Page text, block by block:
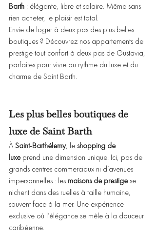
Barth : élégante, libre et solaire. Même sans
rien acheter, le plaisir est total.
Envie de loger à deux pas des plus belles
boutiques ? Découvrez nos appartements de
prestige tout confort à deux pas de Gustavia,
parfaites pour vivre au rythme du luxe et du
charme de Saint Barth.
Les plus belles boutiques de
luxe de Saint Barth
À Saint-Barthélemy, le shopping de
luxe prend une dimension unique. Ici, pas de
grands centres commerciaux ni d’avenues
impersonnelles : les maisons de prestige se
nichent dans des ruelles à taille humaine,
souvent face à la mer. Une expérience
exclusive où l’élégance se mêle à la douceur
caribéenne.